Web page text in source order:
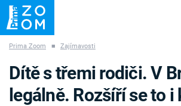
ZÁHADY VETŘELCI DÁVNOVĚKU
Prima Zoom ■ Zajímavosti
Dítě s třemi rodiči. V
legálně. Rozšíří se to i